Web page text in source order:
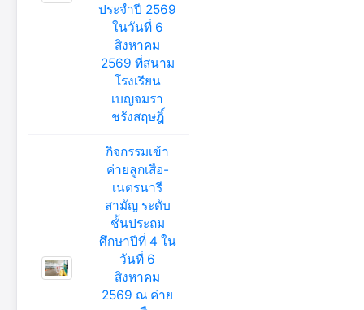
ประจำปี 2569
ในวันที่ 6
สิงหาคม
2569 ที่สนาม
โรงเรียน
เบญจมรา
ชรังสฤษฎิ์
กิจกรรมเข้า
ค่ายลูกเสือ-
เนตรนารี
สามัญ ระดับ
ชั้นประถม
ศึกษาปีที่ 4 ใน
วันที่ 6
สิงหาคม
2569 ณ ค่าย